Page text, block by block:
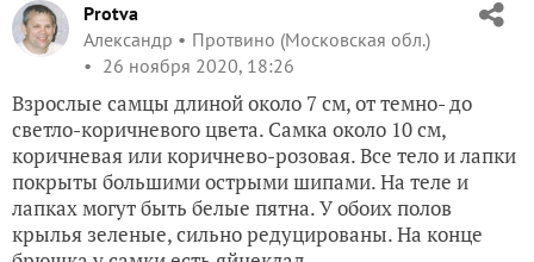
Protva
Александр
Протвино (Московская обл.)
26 ноября 2020, 18:26
Взрослые самцы длиной около 7 см, от темно- до
светло-коричневого цвета. Самка около 10 см,
коричневая или коричнево-розовая. Все тело и лапки
покрыты большими острыми шипами. На теле и
лапках могут быть белые пятна. У обоих полов
крылья зеленые, сильно редуцированы. На конце